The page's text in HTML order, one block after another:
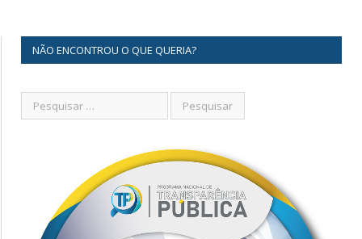
NÃO ENCONTROU O QUE QUERIA?